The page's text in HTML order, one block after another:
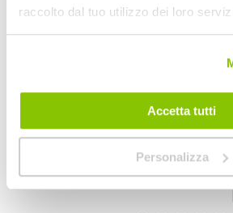
raccolto dal tuo utilizzo dei loro
Accetta tutti
Personalizza
709ml
speciale
CONSEGNA IN 48H